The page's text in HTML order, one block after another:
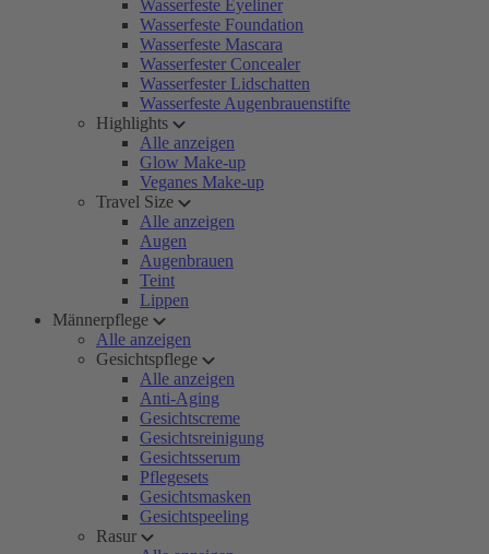
Wasserfeste Eyeliner
Wasserfeste Foundation
Wasserfeste Mascara
Wasserfester Concealer
Wasserfester Lidschatten
Wasserfeste Augenbrauenstifte
Highlights
Alle anzeigen
Glow Make-up
Veganes Make-up
Travel Size
Alle anzeigen
Augen
Augenbrauen
Teint
Lippen
Männerpflege
Alle anzeigen
Gesichtspflege
Alle anzeigen
Anti-Aging
Gesichtscreme
Gesichtsreinigung
Gesichtsserum
Pflegesets
Gesichtsmasken
Gesichtspeeling
Rasur